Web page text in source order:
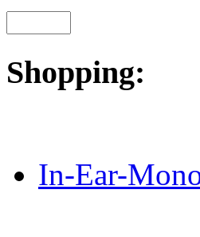
Shopping:
In-Ear-